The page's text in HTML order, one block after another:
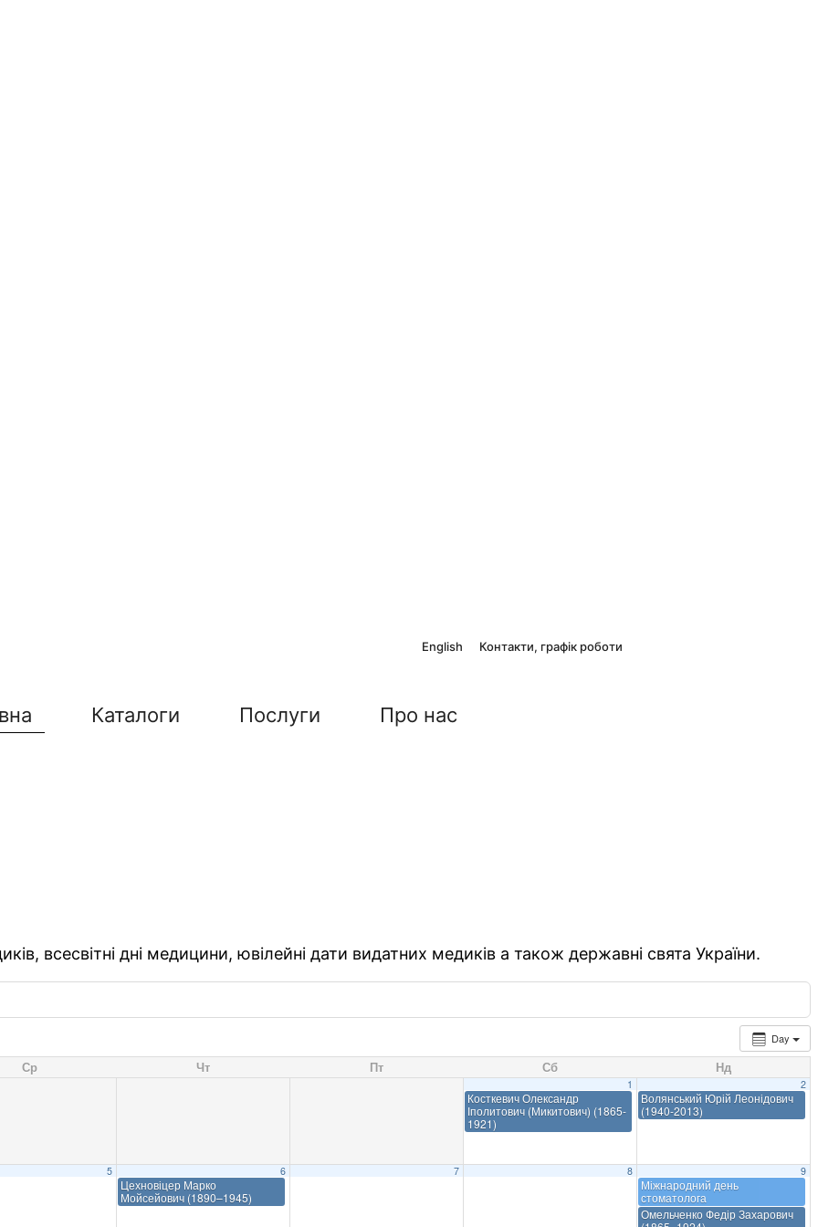
English Контакти, графік роботи
Каталоги Послуги Про нас
всесвітні дні медицини, ювілейні дати видатних медиків а також державні свята України.
Day
Ср Чт Пт Сб Нд
1
Косткевич Олександр
Іполитович (Микитович) (1865-
1921)
2
Волянський Юрій Леонідович
(1940-2013)
5 6
Цехновіцер Марко
Мойсейович (1890–1945)
7 8 9
Міжнародний день
стоматолога
Омельченко Федір Захарович